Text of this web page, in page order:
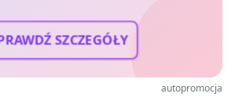
SZCZEGÓŁY
autopromocja